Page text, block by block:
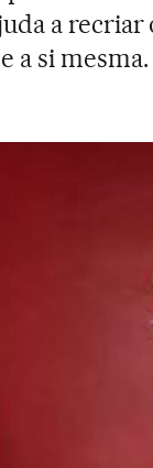
a recriar
a si mesma.